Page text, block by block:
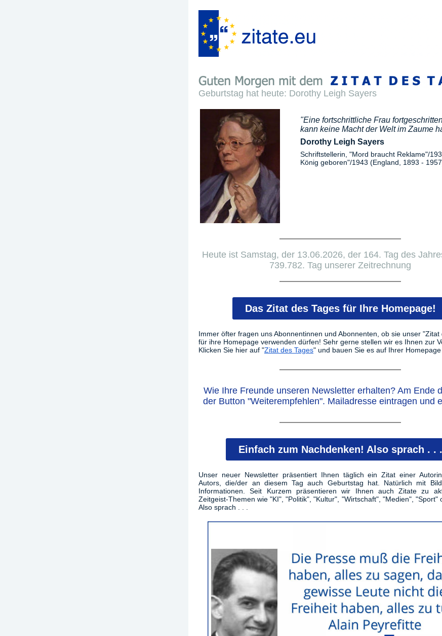
Geburtstag hat heute: Dorothy Leigh Sayers
"Eine fortschrittliche Frau
kann keine Macht der Welt im Zaume
Dorothy Leigh Sayers
Schriftstellerin, "Mord braucht Reklame"/
König geboren"/1943 (England, 1893 -
Heute ist Samstag, der 13.06.2026, der 164. Tag des
739.782. Tag unserer Zeitrechnung
Das Zitat des Tages für Ihre Homepage!
Immer öfter fragen uns Abonnentinnen und Abonnenten, ob sie unser "Zitat
für ihre Homepage verwenden dürfen! Sehr gerne stellen wir es Ihnen zur
Klicken Sie hier auf "Zitat des Tages" und bauen Sie es auf Ihrer Homepage
Wie Ihre Freunde unseren Newsletter erhalten? Am Ende
der Button "Weiterempfehlen". Mailadresse eintragen und
Einfach zum Nachdenken! Also sprach . . .
Unser neuer Newsletter präsentiert Ihnen täglich ein Zitat einer
Autors, die/der an diesem Tag auch Geburtstag hat. Natürlich mit
Informationen. Seit Kurzem präsentieren wir Ihnen auch Zitate zu
Zeitgeist-Themen wie "KI", "Politik", "Kultur", "Wirtschaft", "Medien", "Sport"
Also sprach . . .